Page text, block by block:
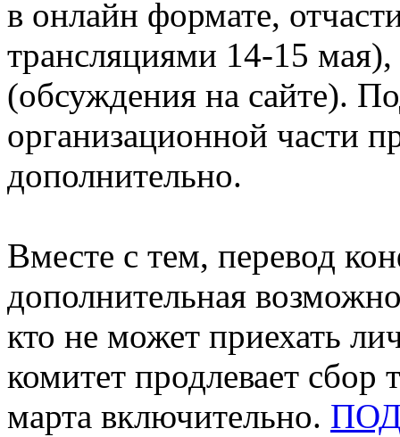
в онлайн формате,
трансляциями 14-15
(обсуждения на сайте).
организационной части
дополнительно.
Вместе с тем, перевод
дополнительная
кто не может приехать
комитет продлевает сбор
марта включительно.